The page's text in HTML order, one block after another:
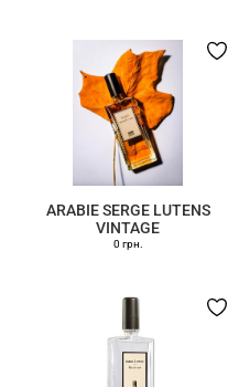
ARABIE SERGE LUTENS
VINTAGE
0 грн.